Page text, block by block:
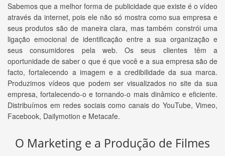
Sabemos que a melhor forma de publicidade que existe é o vídeo
através da internet, pois ele não só mostra como sua empresa e
seus produtos são de maneira clara, mas também constrói uma
ligação emocional de identificação entre a sua organização e
seus consumidores pela web. Os seus clientes têm a
oportunidade de saber o que é que você e a sua empresa são de
facto, fortalecendo a imagem e a credibilidade da sua marca.
Produzimos vídeos que podem ser visualizados no site da sua
empresa, fortalecendo-o e tornando-o mais dinâmico e eficiente.
Distribuímos em redes sociais como canais do YouTube, Vimeo,
Facebook, Dailymotion e Metacafe.
O Marketing e a Produção de Filmes